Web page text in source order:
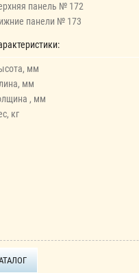
панель № 172
панели № 173
мм
мм
, мм
кг